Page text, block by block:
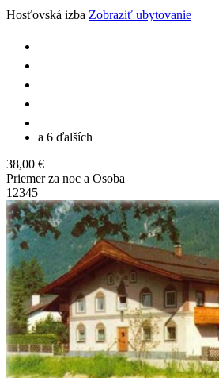
Hosťovská izba Zobraziť ubytovanie
a 6 ďalších
38,00 €
Priemer za noc a Osoba
1 2345